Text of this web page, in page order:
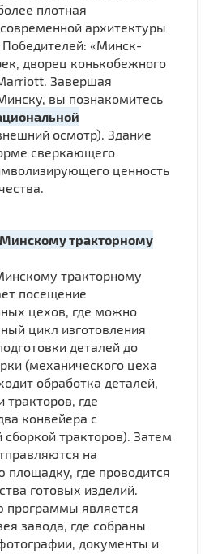
плотная
архитектуры
Победителей: «Минск-
дворец конькобежного
Завершая
вы познакомитесь
осмотр). Здание
сверкающего
ценность
Минскому тракторному
тракторному
посещение
цехов, где можно
цикл изготовления
деталей до
(механического цеха
обработка деталей,
тракторов, где
конвейера с
сборкой тракторов). Затем
на
площадку, где проводится
готовых изделий.
программы является
завода, где собраны
документы и